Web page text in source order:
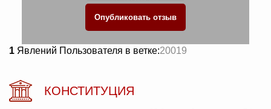
1 Явлений Пользователя в ветке:20019
КОНСТИТУЦИЯ